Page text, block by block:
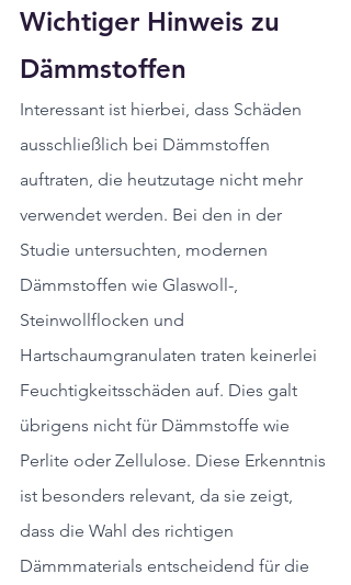
Wichtiger Hinweis zu
Dämmstoffen
Interessant ist hierbei, dass Schäden
ausschließlich bei Dämmstoffen
auftraten, die heutzutage nicht mehr
verwendet werden. Bei den in der
Studie untersuchten, modernen
Dämmstoffen wie Glaswoll-,
Steinwollflocken und
Hartschaumgranulaten traten keinerlei
Feuchtigkeitsschäden auf. Dies galt
übrigens nicht für Dämmstoffe wie
Perlite oder Zellulose. Diese Erkenntnis
ist besonders relevant, da sie zeigt,
dass die Wahl des richtigen
Dämmmaterials entscheidend für die